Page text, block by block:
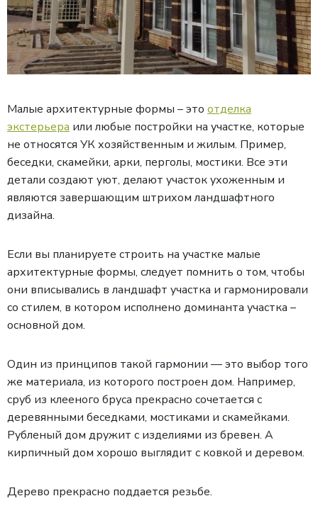
Малые архитектурные формы – это отделка
экстерьера или любые постройки на участке, которые
не относятся УК хозяйственным и жилым. Пример,
беседки, скамейки, арки, перголы, мостики. Все эти
детали создают уют, делают участок ухоженным и
являются завершающим штрихом ландшафтного
дизайна.
Если вы планируете строить на участке малые
архитектурные формы, следует помнить о том, чтобы
они вписывались в ландшафт участка и гармонировали
со стилем, в котором исполнено доминанта участка –
основной дом.
Один из принципов такой гармонии — это выбор того
же материала, из которого построен дом. Например,
сруб из клееного бруса прекрасно сочетается с
деревянными беседками, мостиками и скамейками.
Рубленый дом дружит с изделиями из бревен. А
кирпичный дом хорошо выглядит с ковкой и деревом.
Дерево прекрасно поддается резьбе.